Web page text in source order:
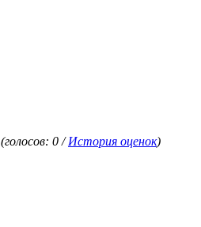
(голосов: 0 /История оценок)